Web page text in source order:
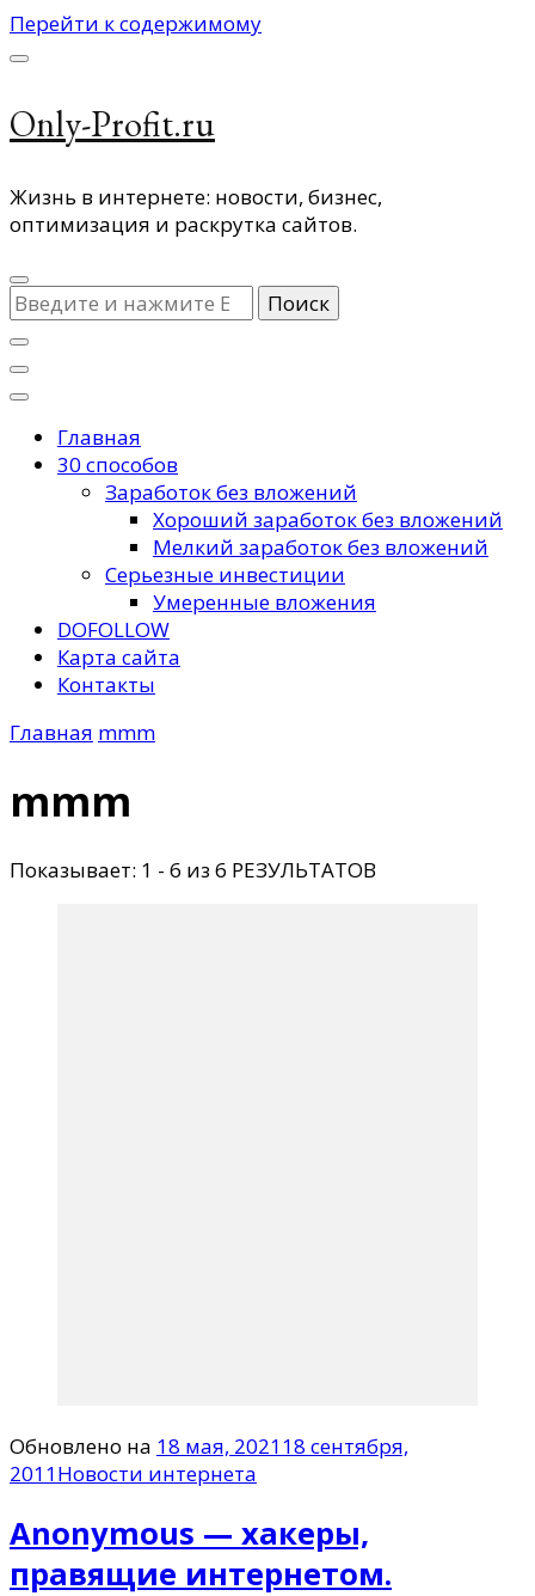
Перейти к содержимому
Only-Profit.ru
Жизнь в интернете: новости, бизнес,
оптимизация и раскрутка сайтов.
Ищите
что-
то?
Главная
30 способов
Заработок без вложений
Хороший заработок без вложений
Мелкий заработок без вложений
Серьезные инвестиции
Умеренные вложения
DOFOLLOW
Карта сайта
Контакты
Главная mmm
mmm
Показывает: 1 - 6 из 6 РЕЗУЛЬТАТОВ
Обновлено на 18 мая, 202118 сентября,
2011Новости интернета
Anonymous — хакеры,
правящие интернетом.